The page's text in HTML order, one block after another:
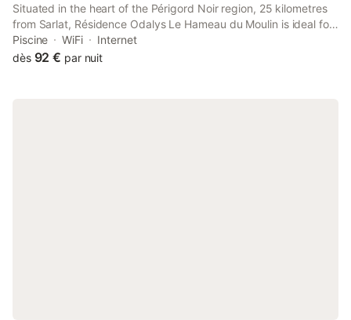
Situated in the heart of the Périgord Noir region, 25 kilometres
from Sarlat, Résidence Odalys Le Hameau du Moulin is ideal for
family holidays and offers charming maisonettes and
apartments equipped with modern facilities.
Piscine WiFi
Internet
dès 92 € par nuit